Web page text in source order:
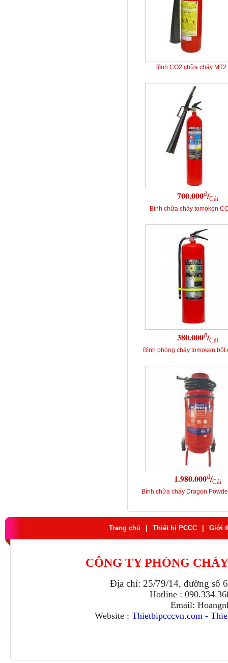
Bình CO2 chữa cháy MT2
700.000đ/Cái
Bình chữa cháy tomoken
380.000đ/Cái
Bình phòng cháy tomoken bột
1.980.000đ/Cái
Bình chữa cháy Dragon
Trang chủ Thiết bị PCCC Giới
CÔNG TY PHÒNG
Địa chỉ: 25/79/14, đường số
Hotline :
Email:
Website : Thietbipcccvn.com -